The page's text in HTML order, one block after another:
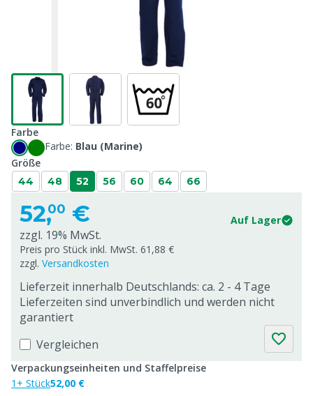
Farbe
Farbe: Blau (Marine)
Größe
44 48 52 56 60 64 66
52,00 € Auf Lager
zzgl. 19% MwSt.
Preis pro Stück inkl. MwSt. 61,88 €
zzgl. Versandkosten
Lieferzeit innerhalb Deutschlands: ca. 2 - 4 Tage
Lieferzeiten sind unverbindlich und werden nicht
garantiert
Vergleichen
Verpackungseinheiten und Staffelpreise
1+ Stück52,00 €